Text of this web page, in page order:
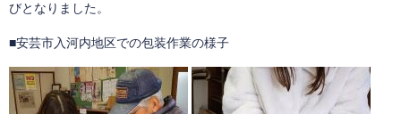
びとなりました。
■安芸市入河内地区での包装作業の様子